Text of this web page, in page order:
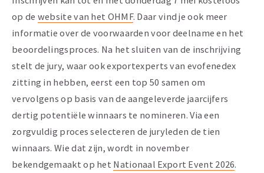
op de website van het OHMF. Daar vind je ook meer
informatie over de voorwaarden voor deelname en het
beoordelingsproces. Na het sluiten van de inschrijving
stelt de jury, waar ook exportexperts van evofenedex
zitting in hebben, eerst een top 50 samen om
vervolgens op basis van de aangeleverde jaarcijfers
dertig potentiële winnaars te nomineren. Via een
zorgvuldig proces selecteren de juryleden de tien
winnaars. Wie dat zijn, wordt in november
bekendgemaakt op het Nationaal Export Event 2026.